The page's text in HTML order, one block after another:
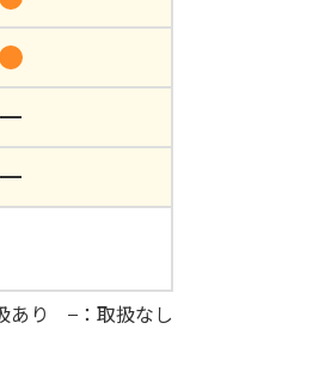
あり ：取扱なし